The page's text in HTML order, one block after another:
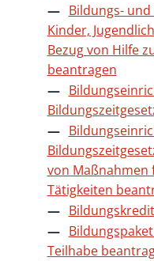
Bildungs-
Kinder,
Bezug von Hilfe
beantragen
von
Tätigkeiten
Teilhabe